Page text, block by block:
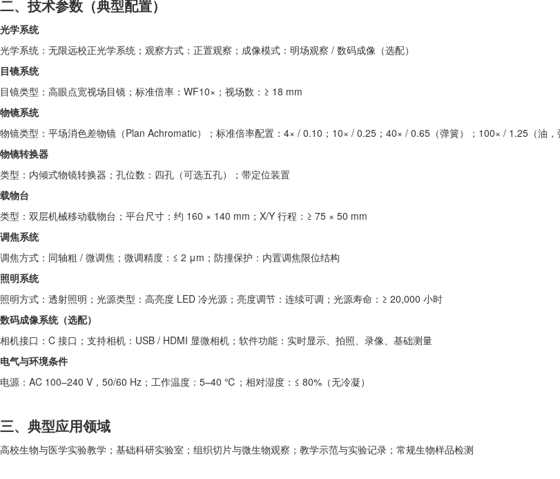
二、技术参数（典型配置）
光学系统
光学系统：无限远校正光学系统；观察方式：正置观察；成像模式：明场观察 / 数码成像（选配）
目镜系统
目镜类型：高眼点宽视场目镜；标准倍率：WF10×；视场数：≥ 18 mm
物镜系统
物镜类型：平场消色差物镜（Plan Achromatic）；标准倍率配置：4× / 0.10；10× / 0.25；40× / 0.65（弹簧）；100× / 1.25（油
物镜转换器
类型：内倾式物镜转换器；孔位数：四孔（可选五孔）；带定位装置
载物台
类型：双层机械移动载物台；平台尺寸：约 160 × 140 mm；X/Y 行程：≥ 75 × 50 mm
调焦系统
调焦方式：同轴粗 / 微调焦；微调精度：≤ 2 μm；防撞保护：内置调焦限位结构
照明系统
照明方式：透射照明；光源类型：高亮度 LED 冷光源；亮度调节：连续可调；光源寿命：≥ 20,000 小时
数码成像系统（选配）
相机接口：C 接口；支持相机：USB / HDMI 显微相机；软件功能：实时显示、拍照、录像、基础测量
电气与环境条件
电源：AC 100–240 V，50/60 Hz；工作温度：5–40 ℃；相对湿度：≤ 80%（无冷凝）
三、典型应用领域
高校生物与医学实验教学；基础科研实验室；组织切片与微生物观察；教学示范与实验记录；常规生物样品检测